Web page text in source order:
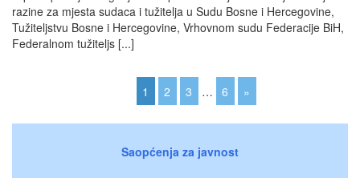
razine za mjesta sudaca i tužitelja u Sudu Bosne i Hercegovine,
Tužiteljstvu Bosne i Hercegovine, Vrhovnom sudu Federacije BiH,
Federalnom tužiteljs [...]
1 2 3 … 6 »
Saopćenja za javnost